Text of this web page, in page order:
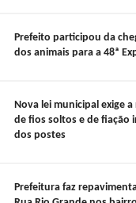
Prefeito participou da
dos animais para a 48ª
Nova lei municipal exige
de fios soltos e de fiação
dos postes
Prefeitura faz